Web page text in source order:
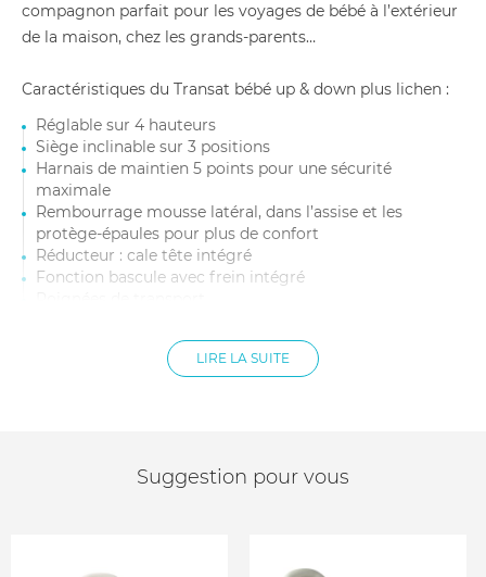
compagnon parfait pour les voyages de bébé à l’extérieur
de la maison, chez les grands-parents…
Caractéristiques du Transat bébé up & down plus lichen :
Réglable sur 4 hauteurs
Siège inclinable sur 3 positions
Harnais de maintien 5 points pour une sécurité
maximale
Rembourrage mousse latéral, dans l’assise et les
protège-épaules pour plus de confort
Réducteur : cale tête intégré
Fonction bascule avec frein intégré
machine sur cycle délicat
LIRE LA SUITE
Suggestion pour vous